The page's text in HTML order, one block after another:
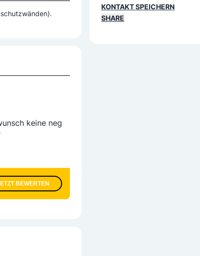
keine neg
BEWERTEN
KONTAKT SPEICHERN
SHARE